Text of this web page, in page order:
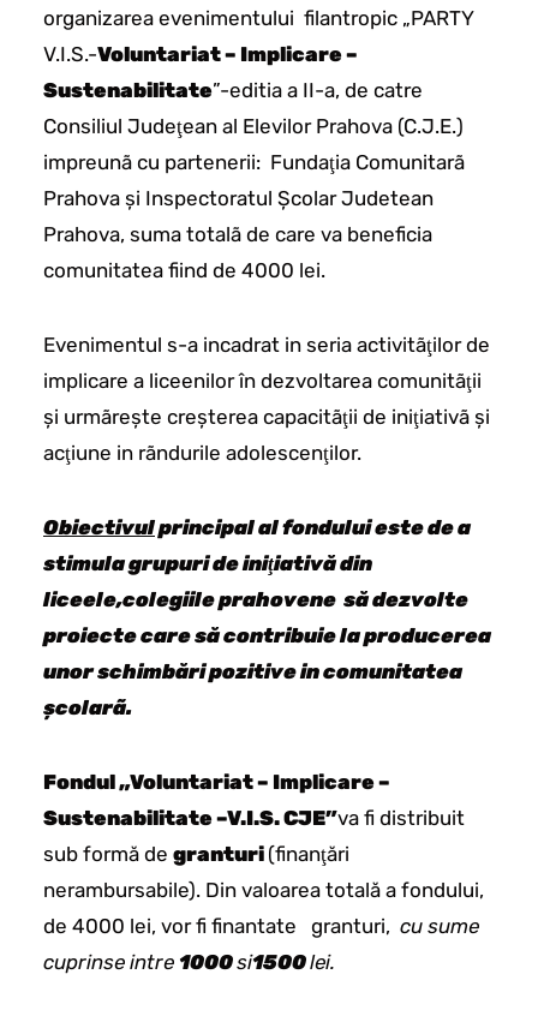
organizarea evenimentului filantropic „PARTY
V.I.S.-Voluntariat – Implicare –
Sustenabilitate”-editia a II-a, de catre
Consiliul Judeţean al Elevilor Prahova (C.J.E.)
impreunã cu partenerii: Fundaţia Comunitarã
Prahova şi Inspectoratul Şcolar Judetean
Prahova, suma totalã de care va beneficia
comunitatea fiind de 4000 lei.
Evenimentul s-a incadrat in seria activitãţilor de
implicare a liceenilor în dezvoltarea comunitãţii
şi urmãreşte creşterea capacitãţii de iniţiativã şi
acţiune in rãndurile adolescenţilor.
Obiectivulprincipal al fondului este de a
stimula grupuri de iniţiativă din
liceele,colegiile prahovene să dezvolte
proiecte care să contribuie la producerea
unor schimbări pozitive in comunitatea
şcolarã.
Fondul „Voluntariat – Implicare –
Sustenabilitate –V.I.S. CJE”va fi distribuit
sub formă de granturi (finanţări
nerambursabile). Din valoarea totală a fondului,
de 4000 lei, vor fi finantate granturi, cu sume
cuprinse intre 1000si1500lei.